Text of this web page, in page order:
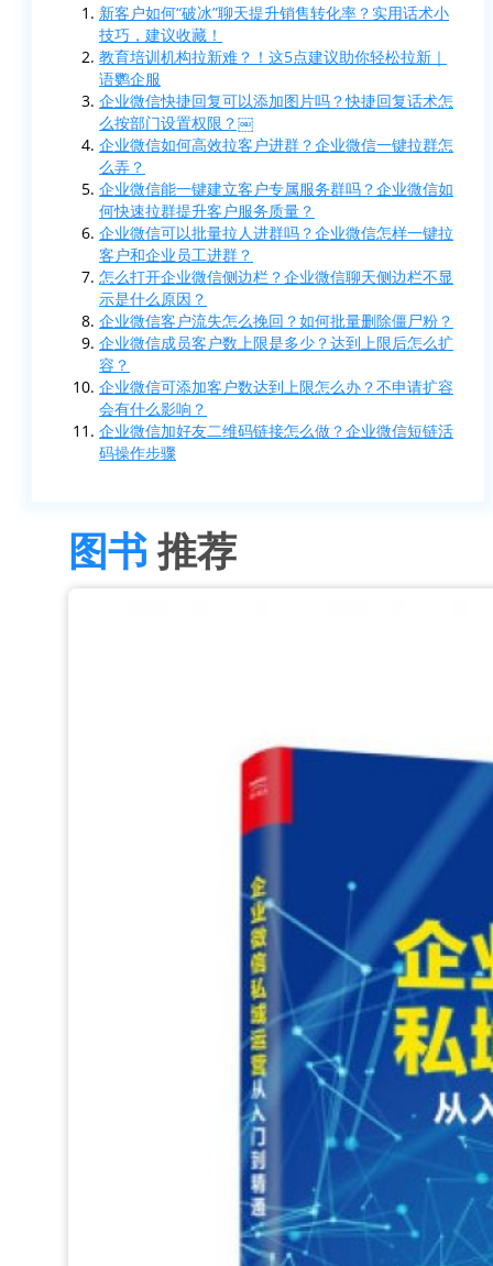
新客户如何“破冰”聊天提升销售转化率？实用话术小
技巧，建议收藏！
教育培训机构拉新难？！这5点建议助你轻松拉新｜
语鹦企服
企业微信快捷回复可以添加图片吗？快捷回复话术怎
么按部门设置权限？￼
企业微信如何高效拉客户进群？企业微信一键拉群怎
么弄？
企业微信能一键建立客户专属服务群吗？企业微信如
何快速拉群提升客户服务质量？
企业微信可以批量拉人进群吗？企业微信怎样一键拉
客户和企业员工进群？
怎么打开企业微信侧边栏？企业微信聊天侧边栏不显
示是什么原因？
企业微信客户流失怎么挽回？如何批量删除僵尸粉？
企业微信成员客户数上限是多少？达到上限后怎么扩
容？
企业微信可添加客户数达到上限怎么办？不申请扩容
会有什么影响？
企业微信加好友二维码链接怎么做？企业微信短链活
码操作步骤
图书推荐